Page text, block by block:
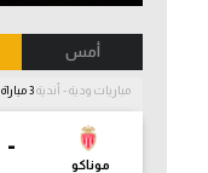
أمس
مباريات ودية - أندية
-
موناكو